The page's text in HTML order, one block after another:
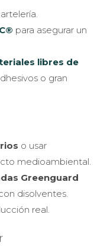
para asegurar un
libres de
o gran
o usar
medioambiental.
Greenguard
disolventes.
real.